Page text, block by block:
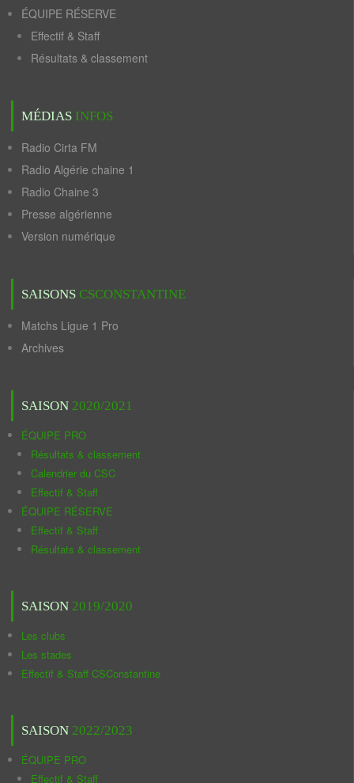
ÉQUIPE RÉSERVE
Effectif & Staff
Résultats & classement
MÉDIAS INFOS
Radio Cirta FM
Radio Algérie chaine 1
Radio Chaine 3
Presse algérienne
Version numérique
SAISONS CSCONSTANTINE
Matchs Ligue 1 Pro
Archives
SAISON 2020/2021
ÉQUIPE PRO
Résultats & classement
Calendrier du CSC
Effectif & Staff
ÉQUIPE RÉSERVE
Effectif & Staff
Résultats & classement
SAISON 2019/2020
Les clubs
Les stades
Effectif & Staff CSConstantine
SAISON 2022/2023
ÉQUIPE PRO
Effectif & Staff